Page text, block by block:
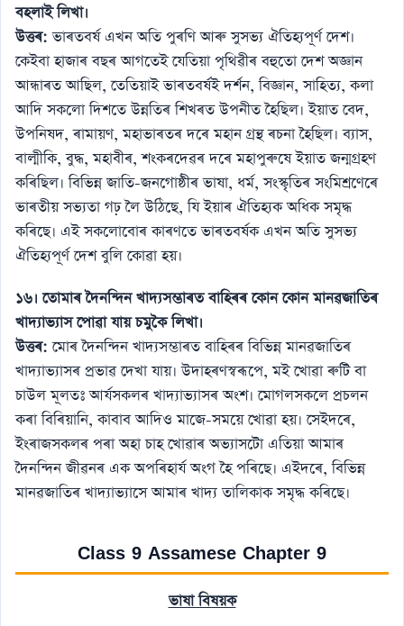
বহলাই লিখা।
উত্তৰ: ভাৰতবৰ্ষ এখন অতি পুৰণি আৰু সুসভ্য ঐতিহ্যপূৰ্ণ দেশ।
কেইবা হাজাৰ বছৰ আগতেই যেতিয়া পৃথিৱীৰ বহুতো দেশ অজ্ঞান
আন্ধাৰত আছিল, তেতিয়াই ভাৰতবৰ্ষই দৰ্শন, বিজ্ঞান, সাহিত্য, কলা
আদি সকলো দিশতে উন্নতিৰ শিখৰত উপনীত হৈছিল। ইয়াত বেদ,
উপনিষদ, ৰামায়ণ, মহাভাৰতৰ দৰে মহান গ্ৰন্থ ৰচনা হৈছিল। ব্যাস,
বাল্মীকি, বুদ্ধ, মহাবীৰ, শংকৰদেৱৰ দৰে মহাপুৰুষে ইয়াত জন্মগ্ৰহণ
কৰিছিল। বিভিন্ন জাতি-জনগোষ্ঠীৰ ভাষা, ধৰ্ম, সংস্কৃতিৰ সংমিশ্ৰণেৰে
ভাৰতীয় সভ্যতা গঢ় লৈ উঠিছে, যি ইয়াৰ ঐতিহ্যক অধিক সমৃদ্ধ
কৰিছে। এই সকলোবোৰ কাৰণতে ভাৰতবৰ্ষক এখন অতি সুসভ্য
ঐতিহ্যপূৰ্ণ দেশ বুলি কোৱা হয়।
১৬। তোমাৰ দৈনন্দিন খাদ্যসম্ভাৰত বাহিৰৰ কোন কোন মানৱজাতিৰ
খাদ্যাভ্যাস পোৱা যায় চমুকৈ লিখা।
উত্তৰ: মোৰ দৈনন্দিন খাদ্যসম্ভাৰত বাহিৰৰ বিভিন্ন মানৱজাতিৰ
খাদ্যাভ্যাসৰ প্ৰভাৱ দেখা যায়। উদাহৰণস্বৰূপে, মই খোৱা ৰুটি বা
চাউল মূলতঃ আৰ্যসকলৰ খাদ্যাভ্যাসৰ অংশ। মোগলসকলে প্ৰচলন
কৰা বিৰিয়ানি, কাবাব আদিও মাজে-সময়ে খোৱা হয়। সেইদৰে,
ইংৰাজসকলৰ পৰা অহা চাহ খোৱাৰ অভ্যাসটো এতিয়া আমাৰ
দৈনন্দিন জীৱনৰ এক অপৰিহাৰ্য অংগ হৈ পৰিছে। এইদৰে, বিভিন্ন
মানৱজাতিৰ খাদ্যাভ্যাসে আমাৰ খাদ্য তালিকাক সমৃদ্ধ কৰিছে।
Class 9 Assamese Chapter 9
ভাষা বিষয়ক